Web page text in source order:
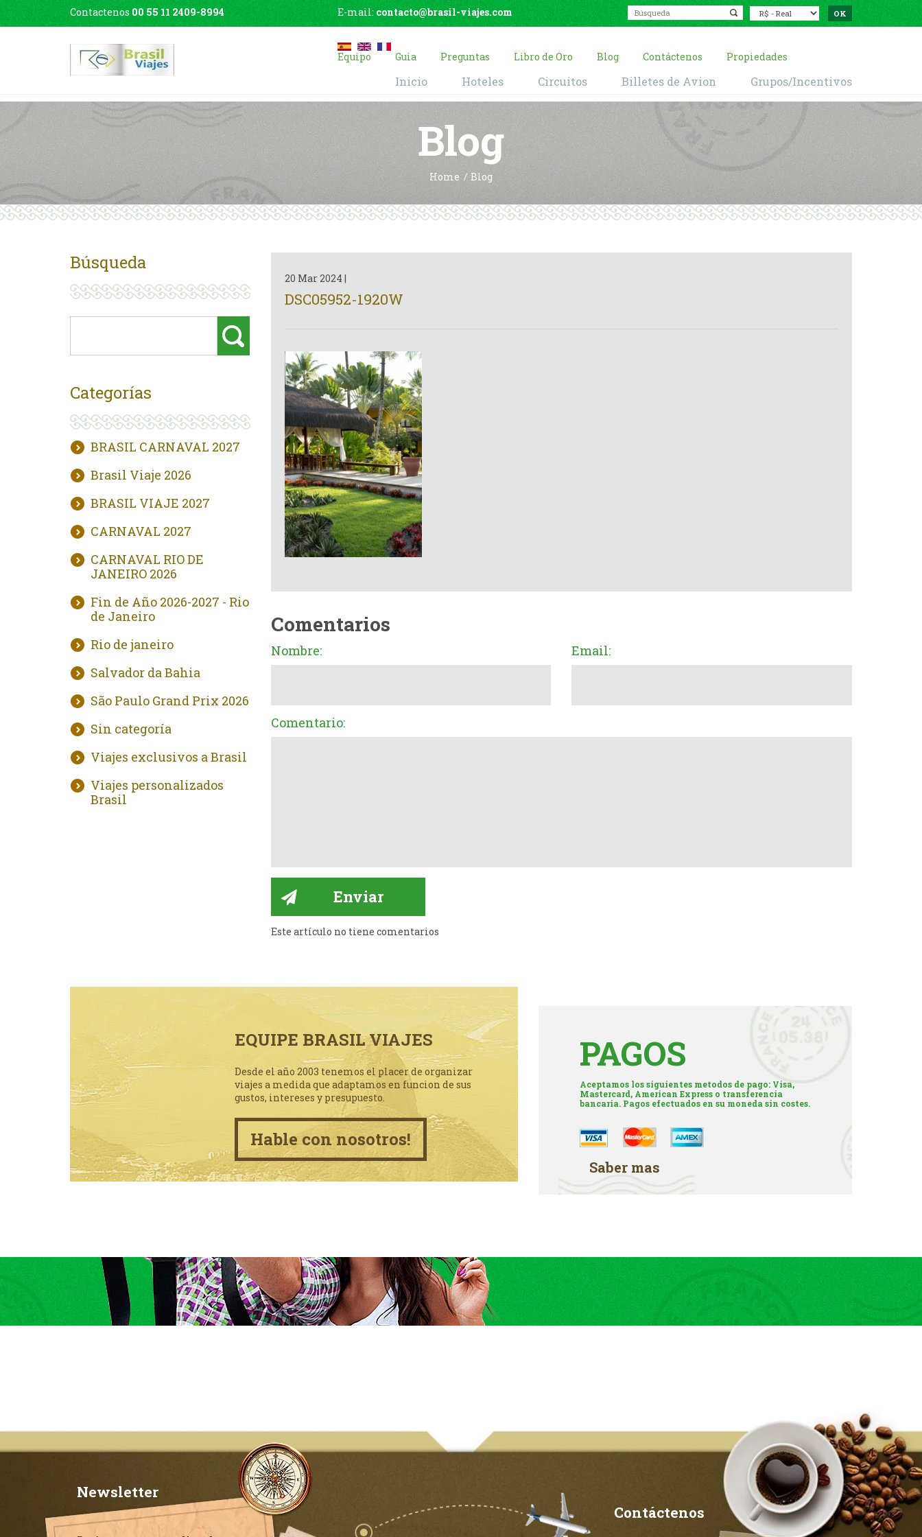
Contactenos 00 55 11 2409-8994 E-mail: contacto@brasil-viajes.com
Equipo Guia Preguntas Libro de Oro Blog Contáctenos Propiedades
Inicio Hoteles Circuitos Billetes de Avion Grupos/Incentivos
Blog
Home Blog
Búsqueda
Categorías
BRASIL CARNAVAL 2027
Brasil Viaje 2026
BRASIL VIAJE 2027
CARNAVAL 2027
CARNAVAL RIO DE
JANEIRO 2026
Fin de Año 2026-2027 - Rio
de Janeiro
Rio de janeiro
Salvador da Bahia
São Paulo Grand Prix 2026
Sin categoría
Viajes exclusivos a Brasil
Viajes personalizados
Brasil
20 Mar 2024 |
DSC05952-1920W
Comentarios
Nombre: Email:
Comentario:
Este artículo no tiene comentarios
EQUIPE BRASIL VIAJES
Desde el año 2003 tenemos el placer de organizar
viajes a medida que adaptamos en funcion de sus
gustos, intereses y presupuesto.
Hable con nosotros!
PAGOS
Aceptamos los siguientes metodos de pago: Visa,
Mastercard, American Express o transferencia
bancaria. Pagos efectuados en su moneda sin costes.
Saber mas
Newsletter
Contáctenos